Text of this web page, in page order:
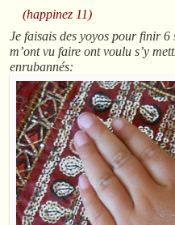
(happinez 11)
Je faisais des yoyos pour finir 6
m’ont vu faire ont voulu s’y
enrubannés: